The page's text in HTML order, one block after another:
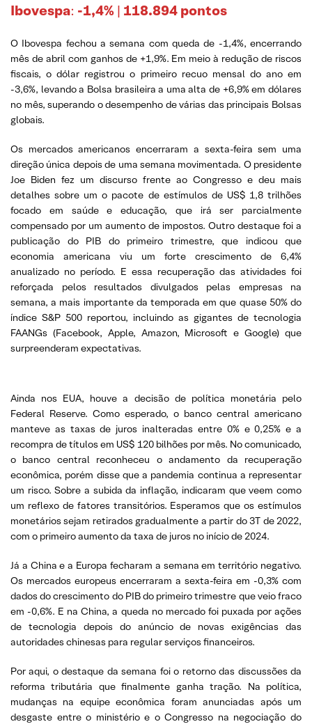
Ibovespa: -1,4%| 118.894 pontos
O Ibovespa fechou a semana com queda de -1,4%, encerrando
mês de abril com ganhos de +1,9%. Em meio à redução de riscos
fiscais, o dólar registrou o primeiro recuo mensal do ano em
-3,6%, levando a Bolsa brasileira a uma alta de +6,9% em dólares
no mês, superando o desempenho de várias das principais Bolsas
globais.
Os mercados americanos encerraram a sexta-feira sem uma
direção única depois de uma semana movimentada. O presidente
Joe Biden fez um discurso frente ao Congresso e deu mais
detalhes sobre um o pacote de estímulos de US$ 1,8 trilhões
focado em saúde e educação, que irá ser parcialmente
compensado por um aumento de impostos. Outro destaque foi a
publicação do PIB do primeiro trimestre, que indicou que
economia americana viu um forte crescimento de 6,4%
anualizado no período. E essa recuperação das atividades foi
reforçada pelos resultados divulgados pelas empresas na
semana, a mais importante da temporada em que quase 50% do
índice S&P 500 reportou, incluindo as gigantes de tecnologia
FAANGs (Facebook, Apple, Amazon, Microsoft e Google) que
surpreenderam expectativas.
Ainda nos EUA, houve a decisão de política monetária pelo
Federal Reserve. Como esperado, o banco central americano
manteve as taxas de juros inalteradas entre 0% e 0,25% e a
recompra de títulos em US$ 120 bilhões por mês. No comunicado,
o banco central reconheceu o andamento da recuperação
econômica, porém disse que a pandemia continua a representar
um risco. Sobre a subida da inflação, indicaram que veem como
um reflexo de fatores transitórios. Esperamos que os estímulos
monetários sejam retirados gradualmente a partir do 3T de 2022,
com o primeiro aumento da taxa de juros no início de 2024.
Já a China e a Europa fecharam a semana em território negativo.
Os mercados europeus encerraram a sexta-feira em -0,3% com
dados do crescimento do PIB do primeiro trimestre que veio fraco
em -0,6%. E na China, a queda no mercado foi puxada por ações
de tecnologia depois do anúncio de novas exigências das
autoridades chinesas para regular serviços financeiros.
Por aqui, o destaque da semana foi o retorno das discussões da
reforma tributária que finalmente ganha tração. Na política,
mudanças na equipe econômica foram anunciadas após um
desgaste entre o ministério e o Congresso na negociação do